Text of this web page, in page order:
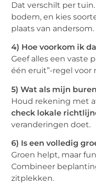
Dat verschilt per
bodem, en kies
plaats van andersom.
4) Hoe voorkom ik
Geef alles een vaste
één eruit”-regel voor
5) Wat als mijn
Houd rekening met
check lokale
veranderingen doet.
6) Is een volledig
Groen helpt, maar
Combineer
zitplekken.